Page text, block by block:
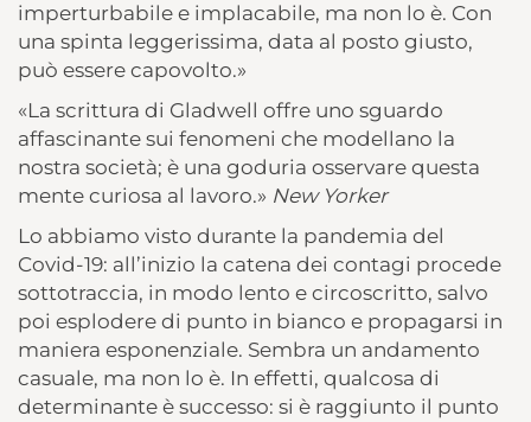
imperturbabile e implacabile, ma non lo è. Con
una spinta leggerissima, data al posto giusto,
può essere capovolto.»
«La scrittura di Gladwell offre uno sguardo
affascinante sui fenomeni che modellano la
nostra società; è una goduria osservare questa
mente curiosa al lavoro.» New Yorker
Lo abbiamo visto durante la pandemia del
Covid-19: all’inizio la catena dei contagi procede
sottotraccia, in modo lento e circoscritto, salvo
poi esplodere di punto in bianco e propagarsi in
maniera esponenziale. Sembra un andamento
casuale, ma non lo è. In effetti, qualcosa di
determinante è successo: si è raggiunto il punto